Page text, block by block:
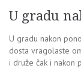
U gradu
U gradu nakon
dosta vragolaste
i druže čak i nakon